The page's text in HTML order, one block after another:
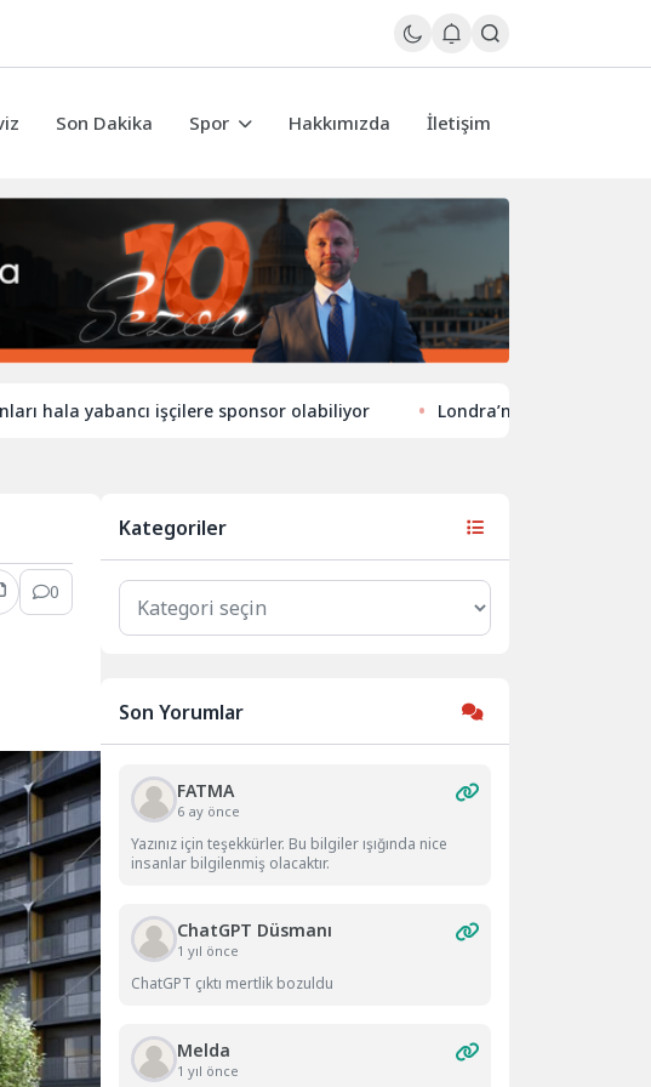
Son Dakika Spor Hakkımızda İletişim
işçilere sponsor olabiliyor Londra’nın eğlence hayatında
0
Kategoriler
Kategoriler
Son Yorumlar
FATMA
6 ay önce
Yazınız için teşekkürler. Bu bilgiler ışığında nice
insanlar bilgilenmiş olacaktır.
ChatGPT Düsmanı
1 yıl önce
ChatGPT çıktı mertlik bozuldu
Melda
1 yıl önce